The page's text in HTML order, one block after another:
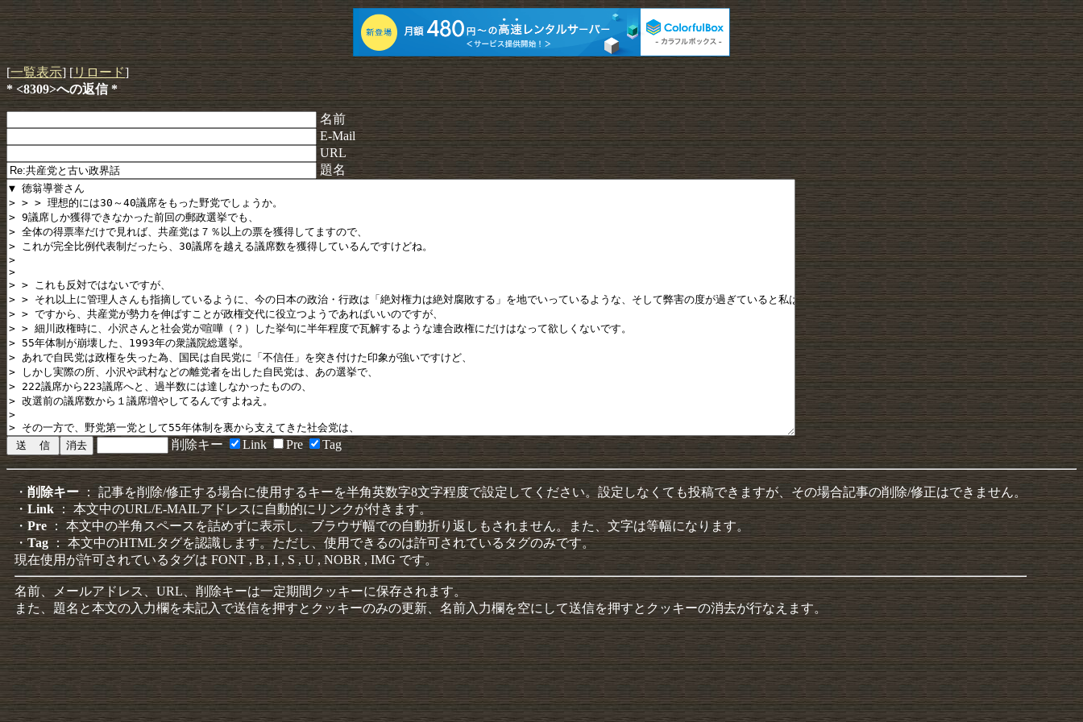
[一覧表示] [リロード]
* <8309>への返信 *
名前
E-Mail
URL
題名
削除キー Link Pre Tag
・ 削除キー： 記事を削除/修正する場合に使用するキーを半角英数字8文字程度で設定してください。設定しなくても投稿できますが、その場合記事の削除/修正はできません。
・Link： 本文中のURL/E-MAILアドレスに自動的にリンクが付きます。
・Pre ： 本文中の半角スペースを詰めずに表示し、ブラウザ幅での自動折り返しもされません。また、文字は等幅になります。
・Tag： 本文中のHTMLタグを認識します。ただし、使用できるのは許可されているタグのみです。
現在使用が許可されているタグは FONT , B , I , S , U , NOBR , IMG です。
名前、メールアドレス、URL、削除キーは一定期間クッキーに保存されます。
また、題名と本文の入力欄を未記入で送信を押すとクッキーのみの更新、名前入力欄を空にして送信を押すとクッキーの消去が行なえます。